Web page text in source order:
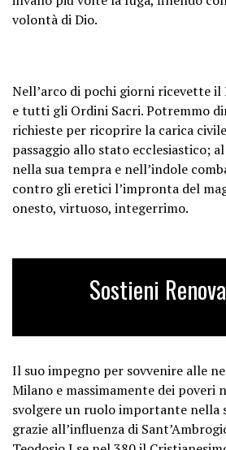
volontà di Dio.
Nell’arco di pochi giorni ricevette il
e tutti gli Ordini Sacri. Potremmo
richieste per ricoprire la carica
passaggio allo stato ecclesiastico;
nella sua tempra e nell’indole
contro gli eretici l’impronta del
onesto, virtuoso, integerrimo.
Sostieni
Il suo impegno per sovvenire alle
Milano e massimamente dei poveri
svolgere un ruolo importante nella
grazie all’influenza di